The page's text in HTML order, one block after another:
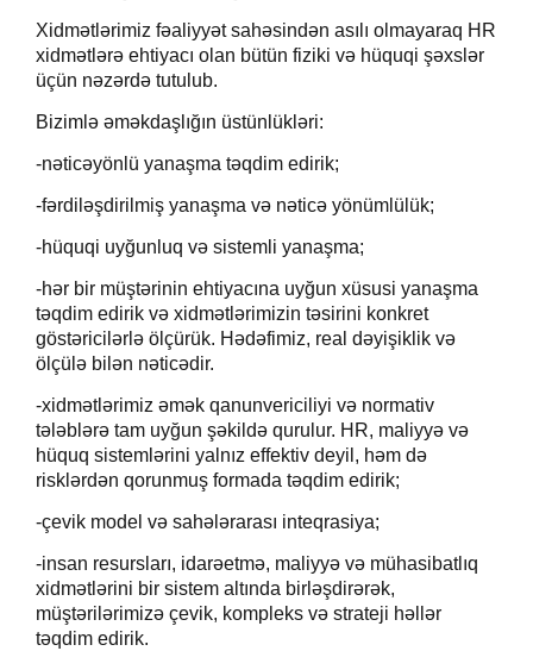
Xidmətlərimiz fəaliyyət sahəsindən asılı olmayaraq HR
xidmətlərə ehtiyacı olan bütün fiziki və hüquqi şəxslər
üçün nəzərdə tutulub.
Bizimlə əməkdaşlığın üstünlükləri:
-nəticəyönlü yanaşma təqdim edirik;
-fərdiləşdirilmiş yanaşma və nəticə yönümlülük;
-hüquqi uyğunluq və sistemli yanaşma;
-hər bir müştərinin ehtiyacına uyğun xüsusi yanaşma
təqdim edirik və xidmətlərimizin təsirini konkret
göstəricilərlə ölçürük. Hədəfimiz, real dəyişiklik və
ölçülə bilən nəticədir.
-xidmətlərimiz əmək qanunvericiliyi və normativ
tələblərə tam uyğun şəkildə qurulur. HR, maliyyə və
hüquq sistemlərini yalnız effektiv deyil, həm də
risklərdən qorunmuş formada təqdim edirik;
-çevik model və sahələrarası inteqrasiya;
-insan resursları, idarəetmə, maliyyə və mühasibatlıq
xidmətlərini bir sistem altında birləşdirərək,
müştərilərimizə çevik, kompleks və strateji həllər
təqdim edirik.